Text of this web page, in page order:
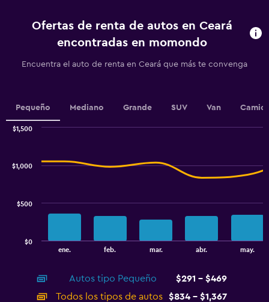
The
1
values.
Range:
0
Ofertas de renta de autos en Ceará
encontradas en momondo
Encuentra el auto de renta en Ceará que más te convenga
Pequeño Mediano Grande SUV Van
displaying
categories.
ene. feb. mar. abr. may.
$0
$500
$1,000
$1,500
Autos tipo Pequeño
$291 - $469
Todos los tipos de autos
$834 - $1,367